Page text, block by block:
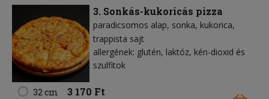
3. Sonkás-kukoricás pizza
paradicsomos alap sonka kukorica
trappista sajt
allergének: glutén, laktóz, kén-dioxid és
szulfitok
32 cm 3 170 Ft